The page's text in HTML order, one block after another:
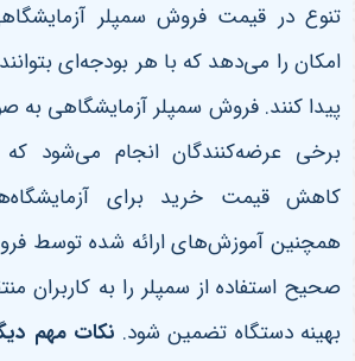
تنوع در قیمت فروش سمپلر
امکان را می‌دهد که با هر بودجه‌ای
پیدا کنند. فروش سمپلر آزمایشگاهی به
برخی عرضه‌کنندگان انجام می‌شود
کاهش قیمت خرید برای
همچنین آموزش‌های ارائه شده توسط
صحیح استفاده از سمپلر را به کاربران
بهینه دستگاه تضمین شود. نکات مهم